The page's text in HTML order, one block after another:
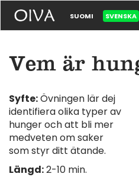
SUOMI SVENSKA
Vem är
Syfte:Övningen lär dej
identifiera olika typer av
hunger och att bli mer
medveten om saker
som styr ditt ätande.
Längd:2-10 min.